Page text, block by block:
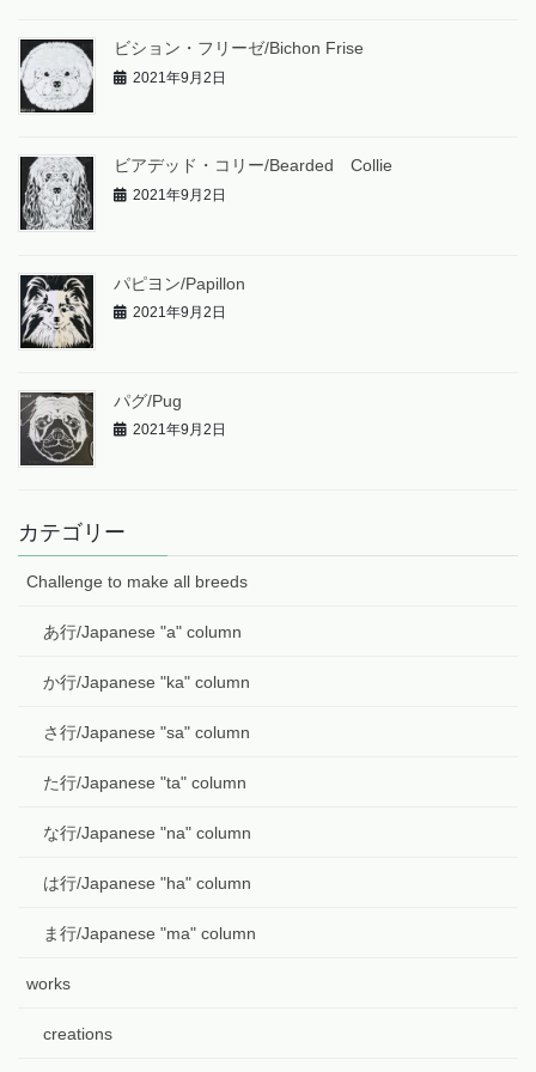
ビション・フリーゼ/Bichon Frise
2021年9月2日
ビアデッド・コリー/Bearded Collie
2021年9月2日
パピヨン/Papillon
2021年9月2日
パグ/Pug
2021年9月2日
カテゴリー
Challenge to make all breeds
あ行/Japanese "a" column
か行/Japanese "ka" column
さ行/Japanese "sa" column
た行/Japanese "ta" column
な行/Japanese "na" column
は行/Japanese "ha" column
ま行/Japanese "ma" column
works
creations